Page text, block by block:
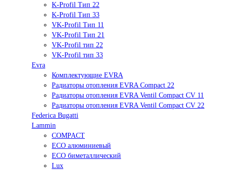
K-Profil Тип 22
K-Profil Тип 33
VK-Profil Тип 11
VK-Profil Тип 21
VK-Profil тип 22
VK-Profil тип 33
Evra
Комплектующие EVRA
Радиаторы отопления EVRA Compact 22
Радиаторы отопления EVRA Ventil Compact CV 11
Радиаторы отопления EVRA Ventil Compact CV 22
Federica Bugatti
Lammin
COMPACT
ECO алюминиевый
ECO биметаллический
Lux